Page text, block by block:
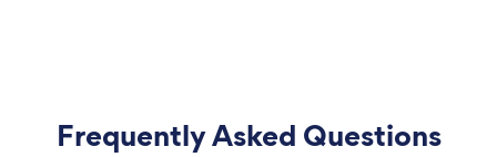
Frequently Asked Questions